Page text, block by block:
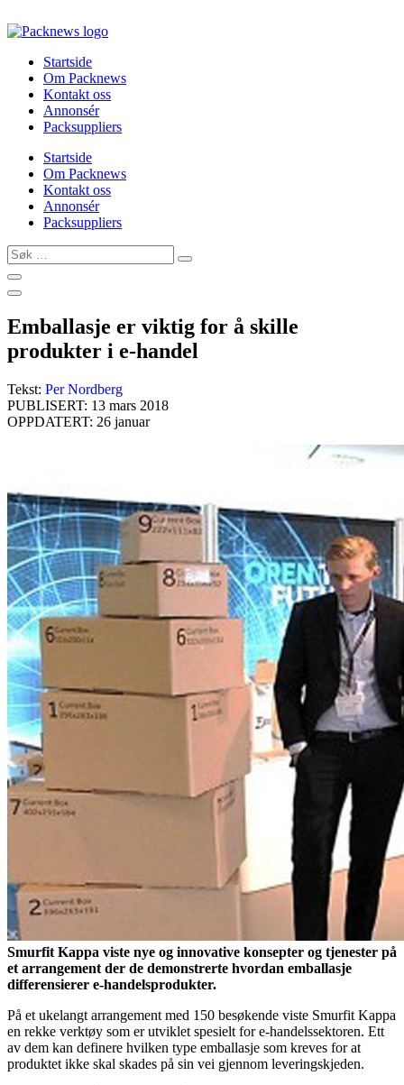
to
Startside
Om Packnews
Kontakt oss
Annonsér
Packsuppliers
Startside
Om Packnews
Kontakt oss
Annonsér
Packsuppliers
Søk
…
Emballasje er viktig for å skille
produkter i e-handel
Tekst: Per Nordberg
PUBLISERT: 13 mars 2018
OPPDATERT: 26 januar
Smurfit Kappa viste nye og innovative konsepter og tjenester på
et arrangement der de demonstrerte hvordan emballasje
differensierer e-handelsprodukter.
På et ukelangt arrangement med 150 besøkende viste Smurfit Kappa
en rekke verktøy som er utviklet spesielt for e-handelssektoren. Ett
av dem kan definere hvilken type emballasje som kreves for at
produktet ikke skal skades på sin vei gjennom leveringskjeden.